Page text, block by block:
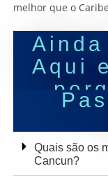
melhor que o
Aqui
Quais são os
Cancun?